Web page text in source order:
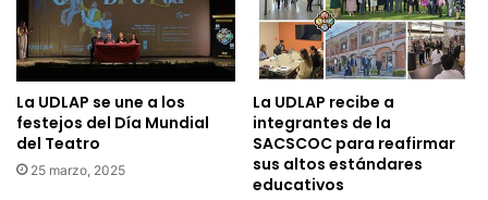
La UDLAP se une a los
festejos del Día Mundial
del Teatro
25 marzo, 2025
La UDLAP recibe a
integrantes de la
SACSCOC para reafirmar
sus altos estándares
educativos